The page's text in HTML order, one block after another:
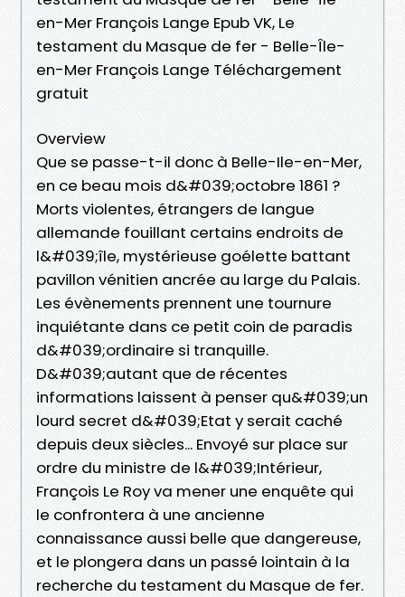
en-Mer François Lange Epub VK, Le
testament du Masque de fer - Belle-Île-
en-Mer François Lange Téléchargement
gratuit
Overview
Que se passe-t-il donc à Belle-Ile-en-Mer,
en ce beau mois d&#039;octobre 1861 ?
Morts violentes, étrangers de langue
allemande fouillant certains endroits de
l&#039;île, mystérieuse goélette battant
pavillon vénitien ancrée au large du Palais.
Les évènements prennent une tournure
inquiétante dans ce petit coin de paradis
d&#039;ordinaire si tranquille.
D&#039;autant que de récentes
informations laissent à penser qu&#039;un
lourd secret d&#039;Etat y serait caché
depuis deux siècles... Envoyé sur place sur
ordre du ministre de l&#039;Intérieur,
François Le Roy va mener une enquête qui
le confrontera à une ancienne
connaissance aussi belle que dangereuse,
et le plongera dans un passé lointain à la
recherche du testament du Masque de fer.